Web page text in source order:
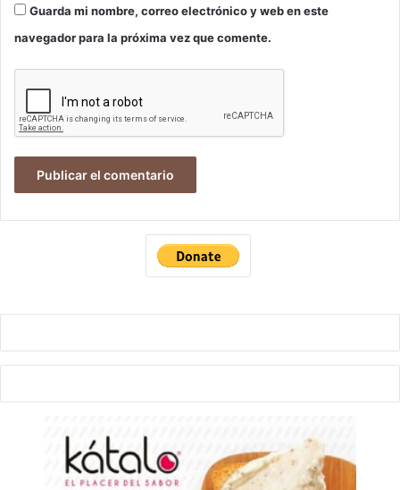
Guarda mi nombre, correo electrónico y web en este
navegador para la próxima vez que comente.